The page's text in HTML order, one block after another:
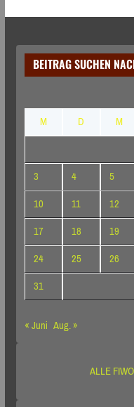
BEITRAG SUCHEN
M
D M
3
4 5
10
11 12
17
18 19
24
25 26
31
« Juni Aug. »
ALLE